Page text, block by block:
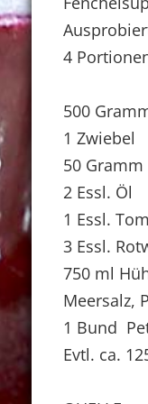
4
500
1 Zwiebel
50
2 Essl. Öl
1 Essl.
3 Essl.
750 ml
Meersalz,
1 Bund
Evtl. ca.